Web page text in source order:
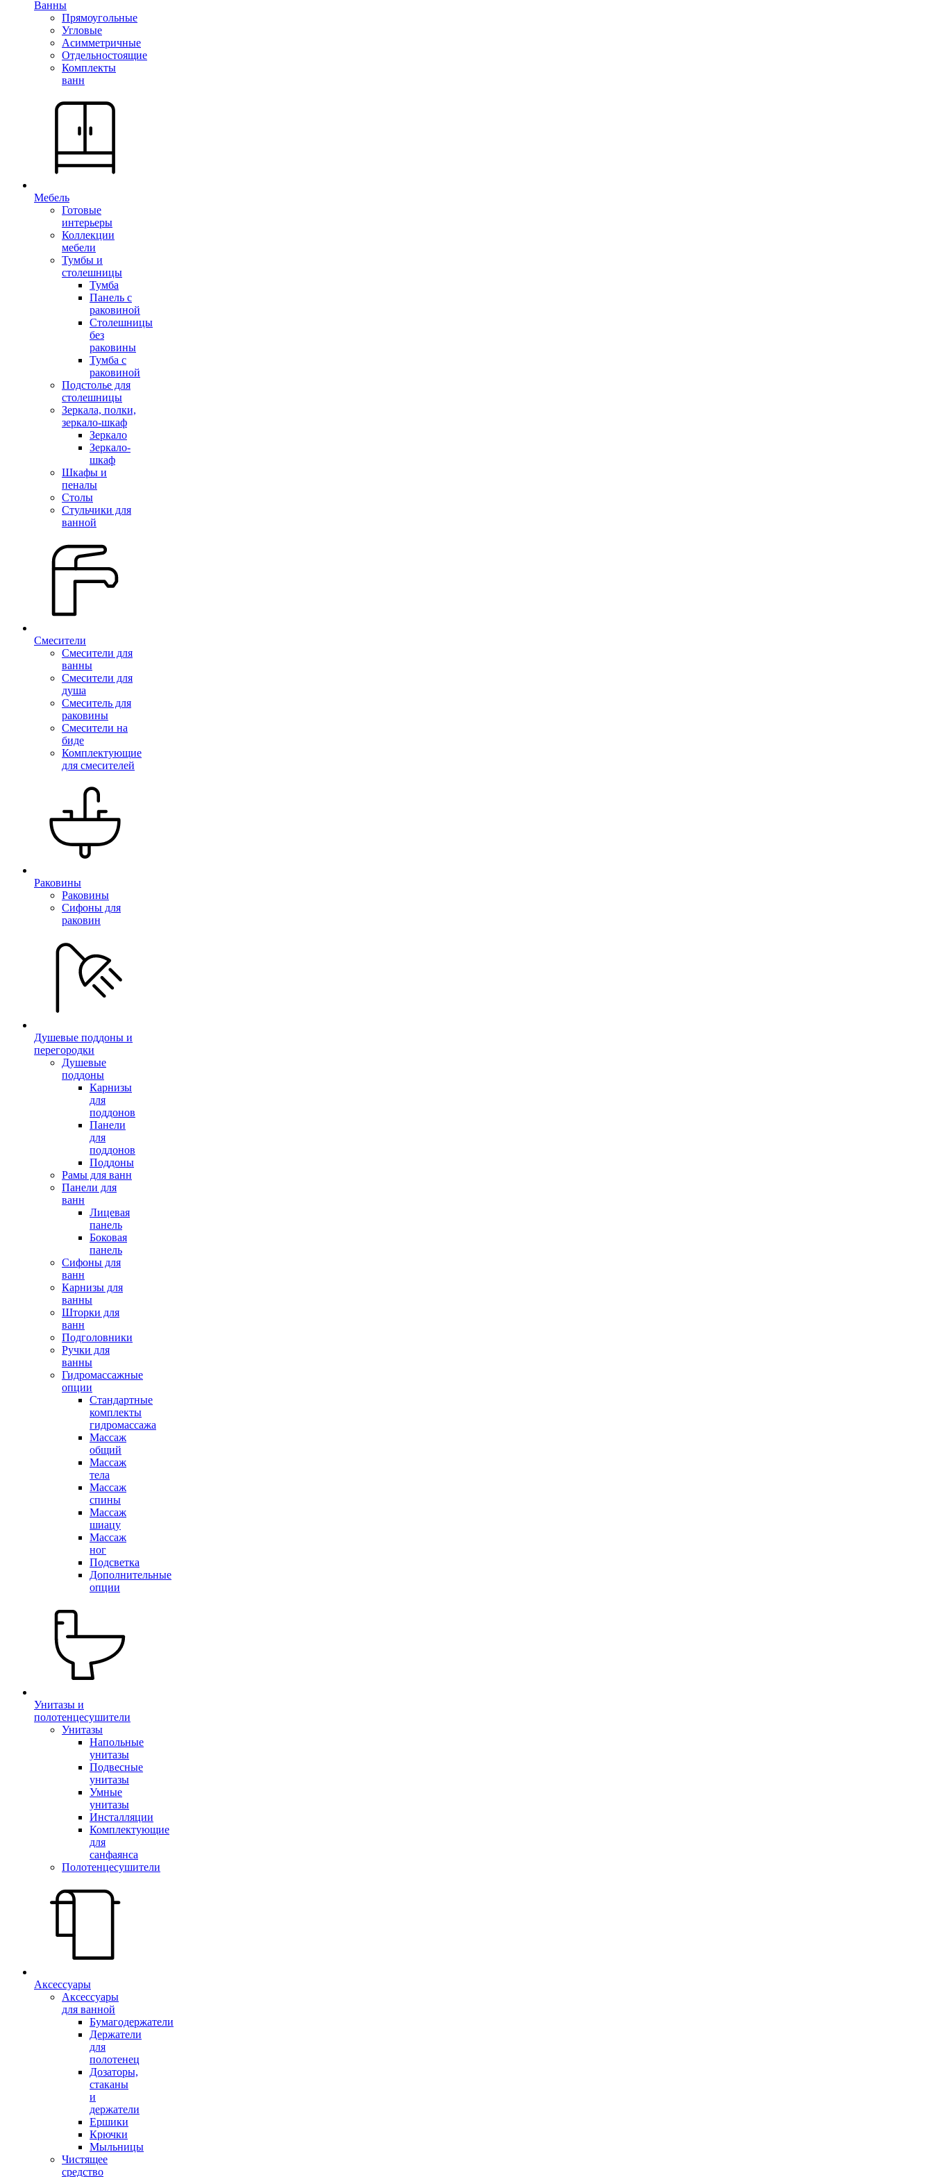
Ванны
Прямоугольные
Угловые
Асимметричные
Отдельностоящие
Комплекты
ванн
Мебель
Готовые
интерьеры
Коллекции
мебели
Тумбы и
столешницы
Тумба
Панель с
раковиной
Столешницы
без
раковины
Тумба с
раковиной
Подстолье для
столешницы
Зеркала, полки,
зеркало-шкаф
Зеркало
Зеркало-
шкаф
Шкафы и
пеналы
Столы
Стульчики для
ванной
Смесители
Смесители для
ванны
Смесители для
душа
Смеситель для
раковины
Смесители на
биде
Комплектующие
для смесителей
Раковины
Раковины
Сифоны для
раковин
Душевые поддоны и
перегородки
Душевые
поддоны
Карнизы
для
поддонов
Панели
для
поддонов
Поддоны
Рамы для ванн
Панели для
ванн
Лицевая
панель
Боковая
панель
Сифоны для
ванн
Карнизы для
ванны
Шторки для
ванн
Подголовники
Ручки для
ванны
Гидромассажные
опции
Стандартные
комплекты
гидромассажа
Массаж
общий
Массаж
тела
Массаж
спины
Массаж
шиацу
Массаж
ног
Подсветка
Дополнительные
опции
Унитазы и
полотенцесушители
Унитазы
Напольные
унитазы
Подвесные
унитазы
Умные
унитазы
Инсталляции
Комплектующие
для
санфаянса
Полотенцесушители
Аксессуары
Аксессуары
для ванной
Бумагодержатели
Держатели
для
полотенец
Дозаторы,
стаканы
и
держатели
Ершики
Крючки
Мыльницы
Чистящее
средство